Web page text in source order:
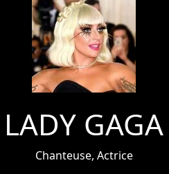
LADY GAGA
Chanteuse, Actrice